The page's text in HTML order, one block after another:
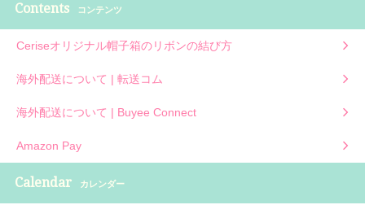
Contents コンテンツ
Ceriseオリジナル帽子箱のリボンの結び方
海外配送について | 転送コム
海外配送について | Buyee Connect
Amazon Pay
Calendar カレンダー